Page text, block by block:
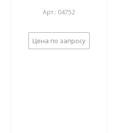
Арт.: 04752
Цена по запросу